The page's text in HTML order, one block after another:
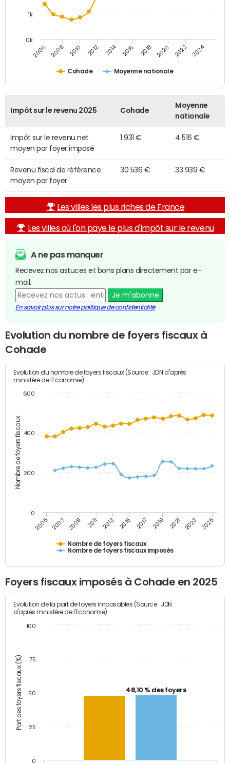
Cohade Moyenne nationale
2006 2008 2010 2012 2014 2016 2018 2020 2022 2024
0k
1k
Impôt sur le revenu 2025 Cohade
Moyenne
nationale
Impôt sur le revenu net
moyen par foyer imposé
1 931 € 4 516 €
Revenu fiscal de référence
moyen par foyer
30 536 € 33 939 €
Les villes les plus riches de France
Les villes où l'on paye le plus d'impôt sur le revenu
A ne pas manquer
Recevez nos astuces et bons plans directement par e-
mail.
Je m'abonne
En savoir plus sur notre politique de confidentialité
Evolution du nombre de foyers fiscaux à
Cohade
Nombre de foyers fiscaux
Evolution du nombre de foyers fiscaux (Source : JDN d'après
ministère de l'Economie)
Nombre de foyers fiscaux
Nombre de foyers fiscaux imposés
2005 2007 2009 2011 2013 2015 2017 2019 2021 2023 2025
0
200
400
600
Foyers fiscaux imposés à Cohade en 2025
Part des foyers fiscaux (%)
Evolution de la part de foyers imposables (Source : JDN
d'après ministère de l'Economie)
48,10 % des foyers
0
25
50
75
100